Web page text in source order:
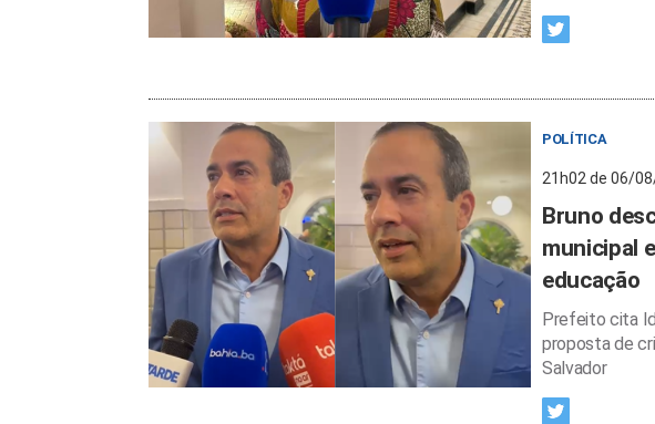
POLÍTICA
21h02 de 06/
Bruno
municipal
educação
Prefeito cita
proposta de
Salvador